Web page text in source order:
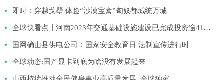
即时：穿越戈壁 体验“沙漠宝盒”匈奴都城统万城
全球快看点丨河南2023年交通基础设施建设已完成投资逾414亿元
国网确山县供电公司：国家安全教育日 法制宣传进行时
全球动态:国产显卡到底为啥没有发展起来
山西持续推动全民健身事业高质量发展_全球独家